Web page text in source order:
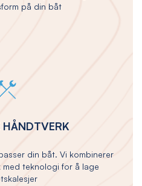
på din båt
HÅNDTVERK
din båt. Vi kombinerer
teknologi for å lage